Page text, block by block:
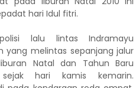
hari Idul fitri.
lalu lintas Indramayu
yang melintas sepanjang jalur
Natal dan Tahun Baru
hari kamis kemarin.